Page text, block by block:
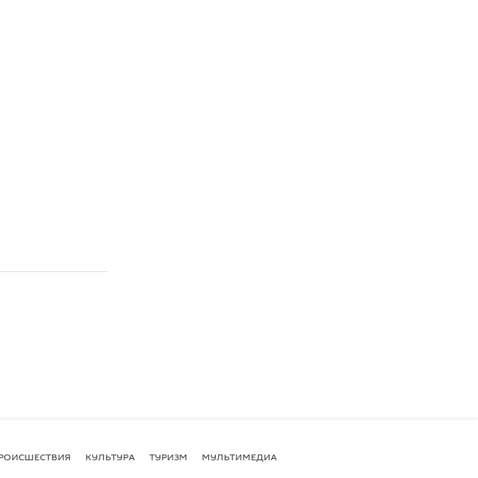
КУЛЬТУРА ТУРИЗМ МУЛЬТИМЕДИА